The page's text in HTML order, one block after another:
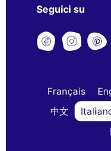
Seguici su
Français
中文